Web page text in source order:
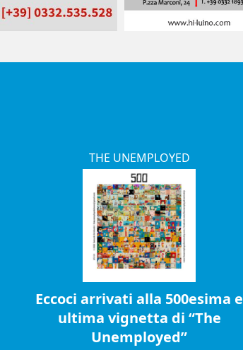
THE UNEMPLOYED
Eccoci arrivati alla 500esima e
ultima vignetta di “The
Unemployed”